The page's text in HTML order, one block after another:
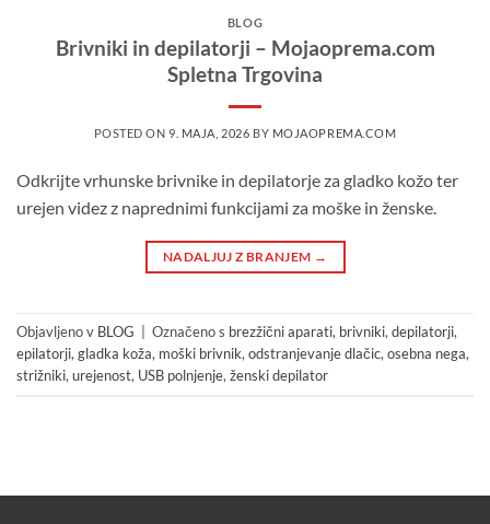
BLOG
Brivniki in depilatorji – Mojaoprema.com
Spletna Trgovina
POSTED ON9. MAJA, 2026 BY MOJAOPREMA.COM
Odkrijte vrhunske brivnike in depilatorje za gladko kožo ter
urejen videz z naprednimi funkcijami za moške in ženske.
NADALJUJ Z BRANJEM →
Objavljeno v BLOG Označeno s brezžični aparati, brivniki, depilatorji,
epilatorji, gladka koža, moški brivnik, odstranjevanje dlačic, osebna nega,
strižniki, urejenost, USB polnjenje, ženski depilator